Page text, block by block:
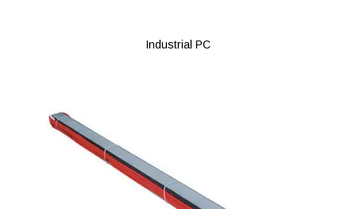
Industrial PC